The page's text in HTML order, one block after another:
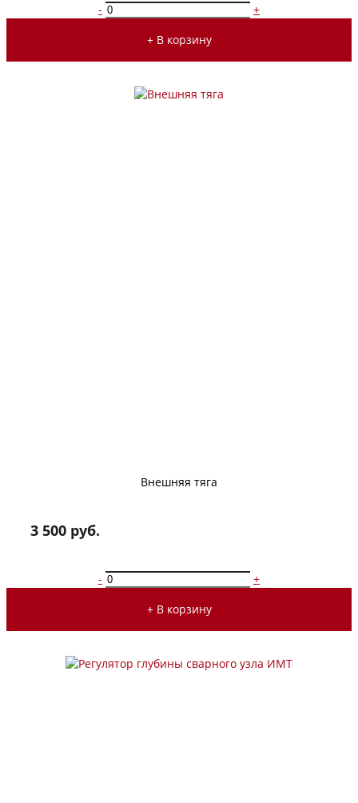
-
+
+ В корзину
Внешняя тяга
3 500 руб.
-
+
+ В корзину